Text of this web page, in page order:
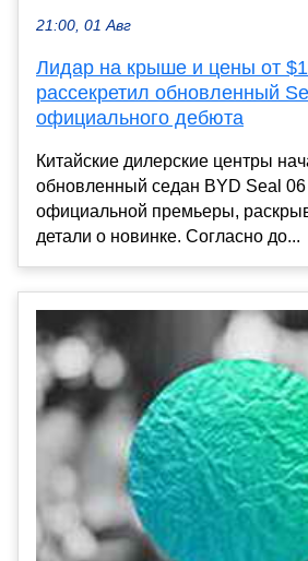
21:00, 01 Авг
Лидар на крыше и цены от
рассекретил обновленный
официального дебюта
Китайские дилерские центры
обновленный седан BYD Seal
официальной премьеры,
детали о новинке. Согласно до...